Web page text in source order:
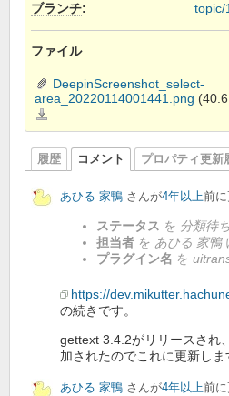
ブランチ: topic/
ファイル
DeepinScreenshot_select-
area_20220114001441.png
履歴 コメント プロパティ更新
あひる 家鴨 さんが4年以上前
ステータス を 分類待ち
担当者 を あひる 家鴨
プラグイン名 を
https://
の続きです。
gettext 3.4.2がリリースされ
加されたのでこれに更新しま
あひる 家鴨 さんが4年以上前